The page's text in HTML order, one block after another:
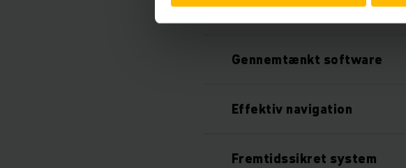
Høj tilgængelighed
Gennemtænkt software
Effektiv navigation
Fremtidssikret system